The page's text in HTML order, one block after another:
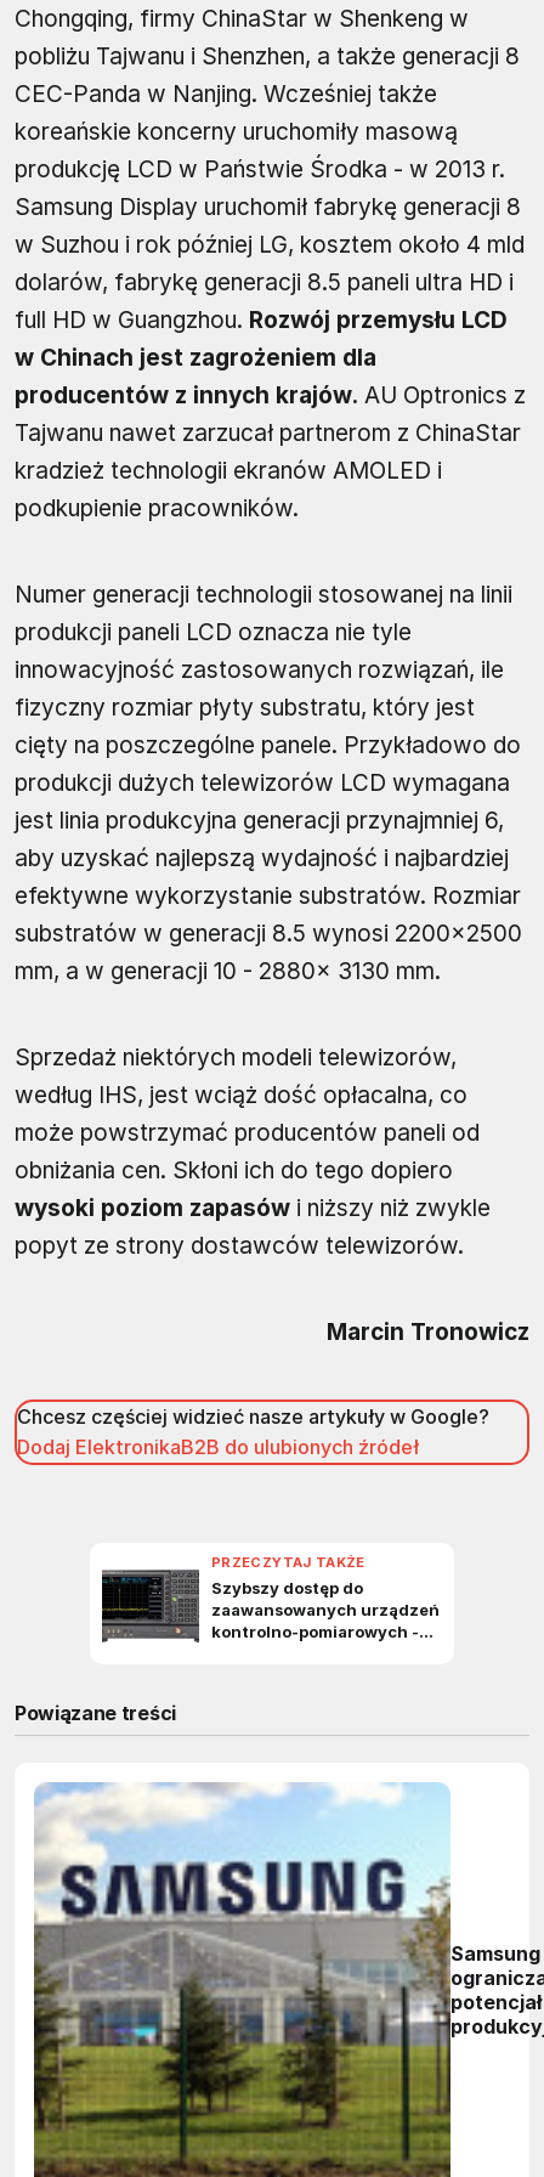
Chongqing, firmy ChinaStar w Shenkeng w
pobliżu Tajwanu i Shenzhen, a także generacji 8
CEC-Panda w Nanjing. Wcześniej także
koreańskie koncerny uruchomiły masową
produkcję LCD w Państwie Środka - w 2013 r.
Samsung Display uruchomił fabrykę generacji 8
w Suzhou i rok później LG, kosztem około 4 mld
dolarów, fabrykę generacji 8.5 paneli ultra HD i
full HD w Guangzhou. Rozwój przemysłu LCD
w Chinach jest zagrożeniem dla
producentów z innych krajów. AU Optronics z
Tajwanu nawet zarzucał partnerom z ChinaStar
kradzież technologii ekranów AMOLED i
podkupienie pracowników.
Numer generacji technologii stosowanej na linii
produkcji paneli LCD oznacza nie tyle
innowacyjność zastosowanych rozwiązań, ile
fizyczny rozmiar płyty substratu, który jest
cięty na poszczególne panele. Przykładowo do
produkcji dużych telewizorów LCD wymagana
jest linia produkcyjna generacji przynajmniej 6,
aby uzyskać najlepszą wydajność i najbardziej
efektywne wykorzystanie substratów. Rozmiar
substratów w generacji 8.5 wynosi 2200x2500
mm, a w generacji 10 - 2880x 3130 mm.
Sprzedaż niektórych modeli telewizorów,
według IHS, jest wciąż dość opłacalna, co
może powstrzymać producentów paneli od
obniżania cen. Skłoni ich do tego dopiero
wysoki poziom zapasów i niższy niż zwykle
popyt ze strony dostawców telewizorów.
Marcin Tronowicz
Chcesz częściej widzieć nasze artykuły w Google?
Dodaj ElektronikaB2B do ulubionych źródeł
Powiązane treści
Samsung
potencjał